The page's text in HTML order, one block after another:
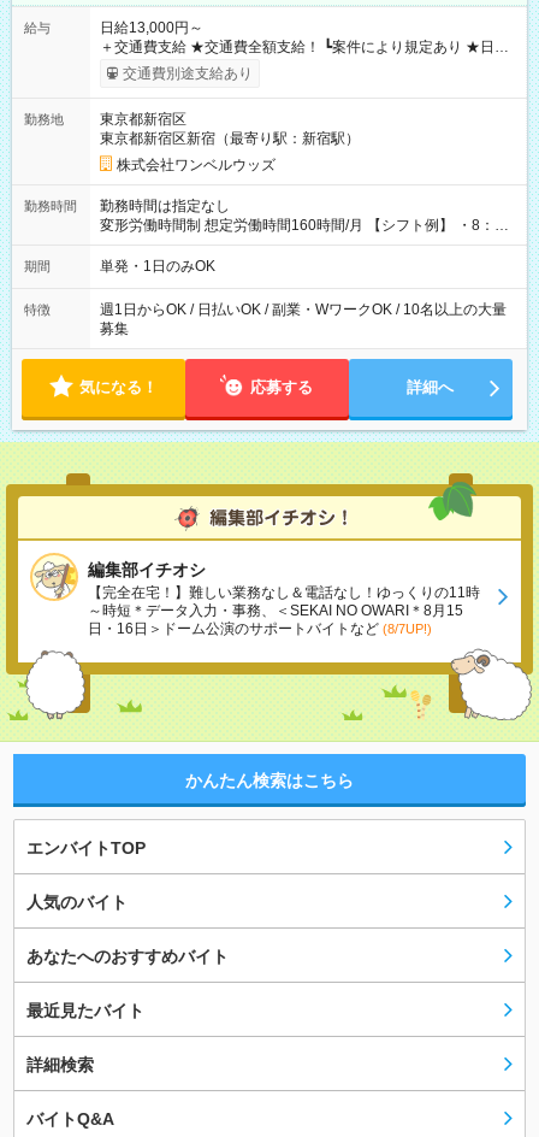
給与
日給13,000円～
＋交通費支給 ★交通費全額支給！ ┗案件により規定あり ★日払
いOK！（規定あり） ┗働いたその日に現金GET♪ お仕事後はコ
ンビニATMから 日払い分を引き落とせます！ 【試用期間】試
交通費別途支給あり
勤務地
東京都新宿区
東京都新宿区新宿（最寄り駅：新宿駅）
株式会社ワンベルウッズ
勤務時間
勤務時間は指定なし
変形労働時間制 想定労働時間160時間/月 【シフト例】 ・8：00
～21：00
期間 単発・1日のみOK
特徴
週1日からOK / 日払いOK / 副業・WワークOK / 10名以上の大量
募集
気になる！ 応募する 詳細へ
編集部イチオシ
【完全在宅！】難しい業務なし＆電話なし！ゆっくりの11時
～時短＊データ入力・事務、＜SEKAI NO OWARI＊8月15
日・16日＞ドーム公演のサポートバイトなど (8/7UP!)
かんたん検索はこちら
エンバイトTOP
人気のバイト
あなたへのおすすめバイト
最近見たバイト
詳細検索
バイトQ&A